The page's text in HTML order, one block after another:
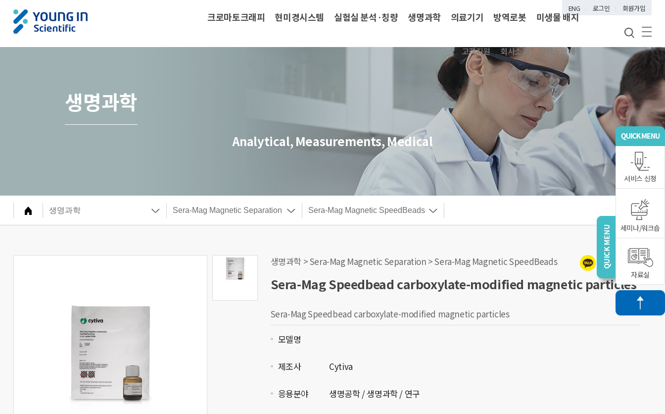
ENG 로그인 회원가입
크로마토크래피 현미경시스템 실험실 분석·칭량 생명과학 의료기기 방역로봇 미생물 배지
브랜드안내
회사소개
고객지원
서비스 신청
세미나/워크숍
자료실
생명과학
Analytical, Measurements, Medical
생명과학 > Sera-Mag Magnetic Separation > Sera-Mag Magnetic SpeedBeads
Sera-Mag Speedbead carboxylate-modified magnetic particles
Sera-Mag Speedbead carboxylate-modified magnetic particles
모델명
제조사 Cytiva
응용분야 생명공학 / 생명과학 / 연구